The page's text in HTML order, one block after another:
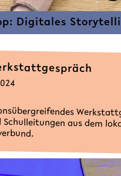
Digitales
Schulleitungen aus